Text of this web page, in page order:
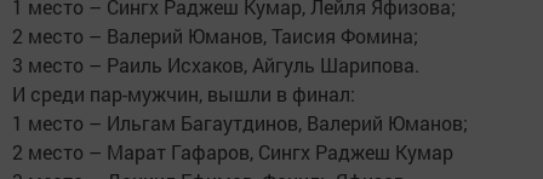
1 место – Сингх Раджеш Кумар, Лейля Яфизова;
2 место – Валерий Юманов, Таисия Фомина;
3 место – Раиль Исхаков, Айгуль Шарипова.
И среди пар-мужчин, вышли в финал:
1 место – Ильгам Багаутдинов, Валерий Юманов;
2 место – Марат Гафаров, Сингх Раджеш Кумар